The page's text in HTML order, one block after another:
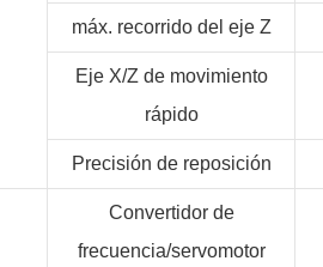
máx. recorrido del eje Z
Eje X/Z de movimiento
rápido
Precisión de reposición
Convertidor de
frecuencia/servomotor